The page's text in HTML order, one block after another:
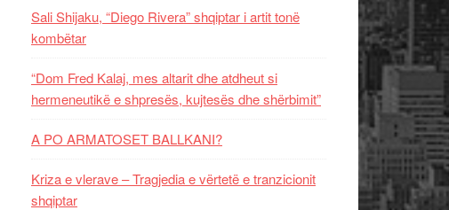
Sali Shijaku, “Diego Rivera” shqiptar i artit tonë
kombëtar
“Dom Fred Kalaj, mes altarit dhe atdheut si
hermeneutikë e shpresës, kujtesës dhe shërbimit”
A PO ARMATOSET BALLKANI?
Kriza e vlerave – Tragjedia e vërtetë e tranzicionit
shqiptar